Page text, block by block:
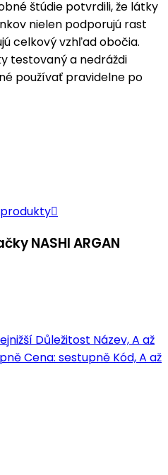
štúdie potvrdili, že látky
nielen podporujú rast
celkový vzhľad obočia.
testovaný a nedráždi
používať pravidelne po

NASHI ARGAN
Důležitost Název, A až
Cena: sestupně Kód, A až